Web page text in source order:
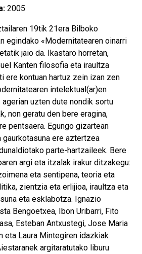
2005
19tik 21era Bilboko
egindako «Modernitatearen oinarri
jaio da. Ikastaro horretan,
Kanten filosofia eta iraultza
ere kontuan hartuz zein izan zen
intelektual(ar)en
uzten dute nondik sortu
non geratu den bere eragina,
pentsaera. Egungo gizartean
gaurkotasuna ere aztertzea
parte-hartzaileek. Bere
argi eta itzalak irakur ditzakegu:
eta sentipena, teoria eta
zientzia eta erlijioa, iraultza eta
eta esklabotza. Ignazio
Bengoetxea, Ibon Uribarri, Fito
Esteban Antxustegi, Jose Maria
eta Laura Mintegiren idazkiak
argitaratutako liburu